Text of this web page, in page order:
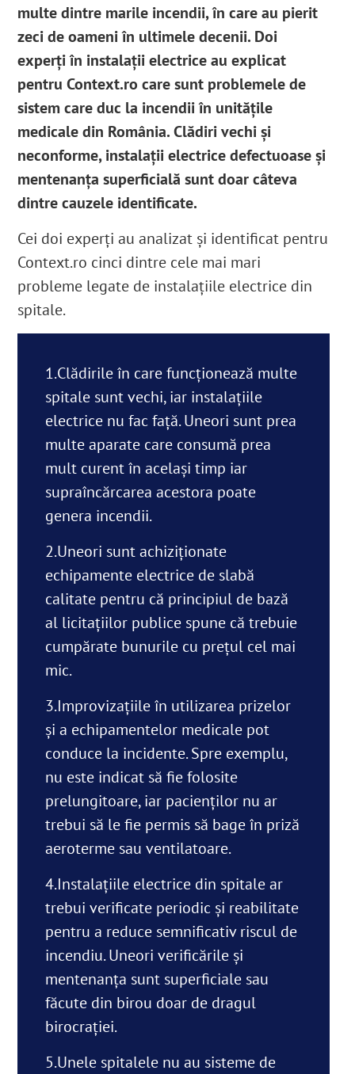
multe dintre marile incendii, în care au pierit
zeci de oameni în ultimele decenii. Doi
experți în instalații electrice au explicat
pentru Context.ro care sunt problemele de
sistem care duc la incendii în unitățile
medicale din România. Clădiri vechi și
neconforme, instalații electrice defectuoase și
mentenanța superficială sunt doar câteva
dintre cauzele identificate.
Cei doi experți au analizat și identificat pentru
Context.ro cinci dintre cele mai mari
probleme legate de instalațiile electrice din
spitale.
1.Clădirile în care funcționează multe
spitale sunt vechi, iar instalațiile
electrice nu fac față. Uneori sunt prea
multe aparate care consumă prea
mult curent în același timp iar
supraîncărcarea acestora poate
genera incendii.
2.Uneori sunt achiziționate
echipamente electrice de slabă
calitate pentru că principiul de bază
al licitațiilor publice spune că trebuie
cumpărate bunurile cu prețul cel mai
mic.
3.Improvizațiile în utilizarea prizelor
și a echipamentelor medicale pot
conduce la incidente. Spre exemplu,
nu este indicat să fie folosite
prelungitoare, iar pacienților nu ar
trebui să le fie permis să bage în priză
aeroterme sau ventilatoare.
4.Instalațiile electrice din spitale ar
trebui verificate periodic și reabilitate
pentru a reduce semnificativ riscul de
incendiu. Uneori verificările și
mentenanța sunt superficiale sau
făcute din birou doar de dragul
birocrației.
5.Unele spitalele nu au sisteme de